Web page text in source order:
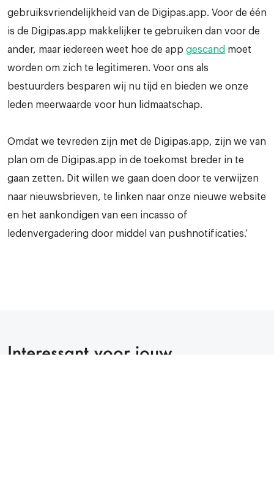
gebruiksvriendelijkheid van de Digipas.app. Voor de één
is de Digipas.app makkelijker te gebruiken dan voor de
ander, maar iedereen weet hoe de app gescand moet
worden om zich te legitimeren. Voor ons als
bestuurders besparen wij nu tijd en bieden we onze
leden meerwaarde voor hun lidmaatschap.
Omdat we tevreden zijn met de Digipas.app, zijn we van
plan om de Digipas.app in de toekomst breder in te
gaan zetten. Dit willen we gaan doen door te verwijzen
naar nieuwsbrieven, te linken naar onze nieuwe website
en het aankondigen van een incasso of
ledenvergadering door middel van pushnotificaties.’
Interessant voor jouw